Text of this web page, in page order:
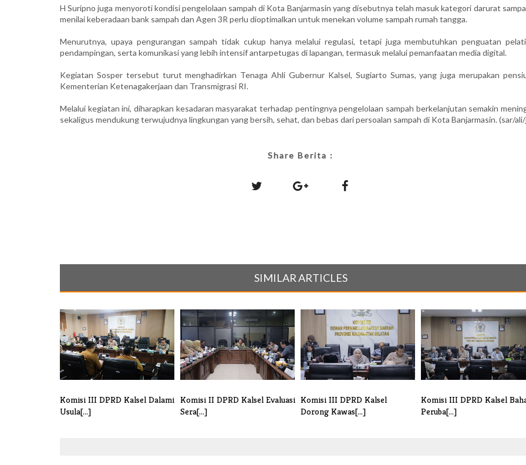
H Suripno juga menyoroti kondisi pengelolaan sampah di Kota Banjarmasin yang disebutnya telah masuk kategori darurat
menilai keberadaan bank sampah dan Agen 3R perlu dioptimalkan untuk menekan volume sampah rumah tangga.
Menurutnya, upaya pengurangan sampah tidak cukup hanya melalui regulasi, tetapi juga membutuhkan penguatan
pendampingan, serta komunikasi yang lebih intensif antarpetugas di lapangan, termasuk melalui pemanfaatan media digital.
Kegiatan Sosper tersebut turut menghadirkan Tenaga Ahli Gubernur Kalsel, Sugiarto Sumas, yang juga merupakan
Kementerian Ketenagakerjaan dan Transmigrasi RI.
Melalui kegiatan ini, diharapkan kesadaran masyarakat terhadap pentingnya pengelolaan sampah berkelanjutan semakin
sekaligus mendukung terwujudnya lingkungan yang bersih, sehat, dan bebas dari persoalan sampah di Kota Banjarmasin. (sar/
Share Berita :
SIMILAR ARTICLES
Komisi III DPRD Kalsel Dalami
Usula[...]
Komisi II DPRD Kalsel Evaluasi
Sera[...]
Komisi III DPRD Kalsel
Dorong Kawas[...]
Komisi III DPRD Kalsel
Peruba[...]